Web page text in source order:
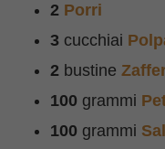
2 Porri
3 cucchiai
2 bustine
100 grammi
100 grammi